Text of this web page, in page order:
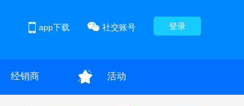
登录
社交账号
app下载
经销商 活动